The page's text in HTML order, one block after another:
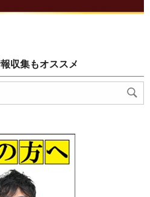
収集もオススメ